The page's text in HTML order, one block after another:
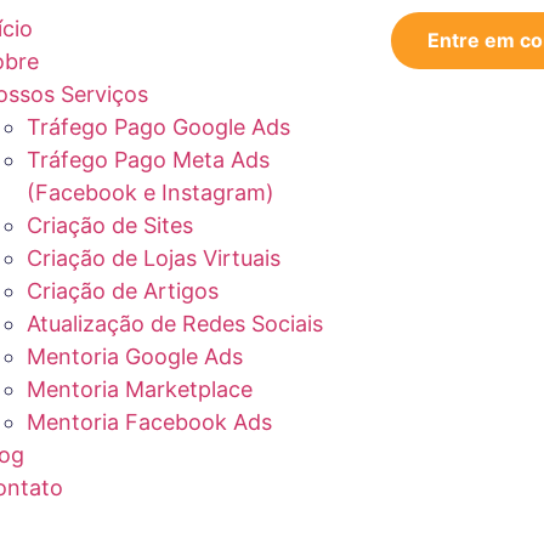
Serviços
Tráfego Pago Google Ads
Tráfego Pago Meta Ads
(Facebook e Instagram)
Criação de Sites
Criação de Lojas Virtuais
Criação de Artigos
Atualização de Redes Sociais
Mentoria Google Ads
Mentoria Marketplace
Mentoria Facebook Ads
Entre em